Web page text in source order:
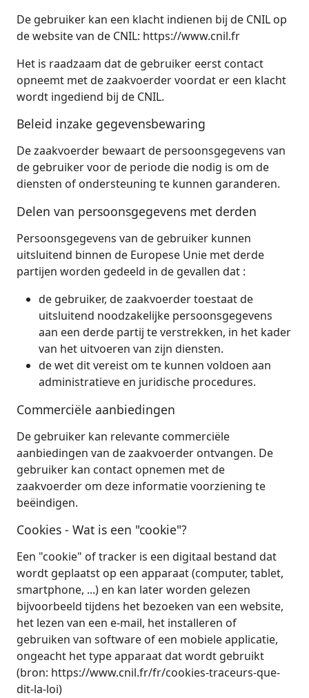
De gebruiker kan een klacht indienen bij de CNIL op
de website van de CNIL: https://www.cnil.fr
Het is raadzaam dat de gebruiker eerst contact
opneemt met de zaakvoerder voordat er een klacht
wordt ingediend bij de CNIL.
Beleid inzake gegevensbewaring
De zaakvoerder bewaart de persoonsgegevens van
de gebruiker voor de periode die nodig is om de
diensten of ondersteuning te kunnen garanderen.
Delen van persoonsgegevens met derden
Persoonsgegevens van de gebruiker kunnen
uitsluitend binnen de Europese Unie met derde
partijen worden gedeeld in de gevallen dat :
de gebruiker, de zaakvoerder toestaat de
uitsluitend noodzakelijke persoonsgegevens
aan een derde partij te verstrekken, in het kader
van het uitvoeren van zijn diensten.
de wet dit vereist om te kunnen voldoen aan
administratieve en juridische procedures.
Commerciële aanbiedingen
De gebruiker kan relevante commerciële
aanbiedingen van de zaakvoerder ontvangen. De
gebruiker kan contact opnemen met de
zaakvoerder om deze informatie voorziening te
beëindigen.
Cookies - Wat is een "cookie"?
Een "cookie" of tracker is een digitaal bestand dat
wordt geplaatst op een apparaat (computer, tablet,
smartphone, ...) en kan later worden gelezen
bijvoorbeeld tijdens het bezoeken van een website,
het lezen van een e-mail, het installeren of
gebruiken van software of een mobiele applicatie,
ongeacht het type apparaat dat wordt gebruikt
(bron: https://www.cnil.fr/fr/cookies-traceurs-que-
dit-la-loi)